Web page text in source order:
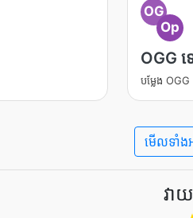
OG
Op
OGG
បម្លែង
មើលទាំ
វា